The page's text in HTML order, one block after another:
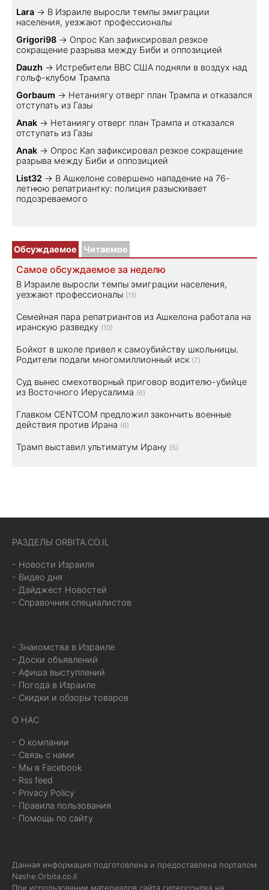
Lara → В Израиле выросли темпы эмиграции
населения, уезжают профессионалы
Grigori98 → Опрос Kan зафиксировал резкое
сокращение разрыва между Биби и оппозицией
Dauzh → Истребители ВВС США подняли в воздух над
гольф-клубом Трампа
Gorbaum → Нетаниягу отверг план Трампа и отказался
отступать из Газы
Anak → Нетаниягу отверг план Трампа и отказался
отступать из Газы
Anak → Опрос Kan зафиксировал резкое сокращение
разрыва между Биби и оппозицией
List32 → В Ашкелоне совершено нападение на 76-
летнюю репатриантку: полиция разыскивает
подозреваемого
Обсуждаемое Читаемое
Самое обсуждаемое за неделю
В Израиле выросли темпы эмиграции населения,
уезжают профессионалы (11)
Семейная пара репатриантов из Ашкелона работала на
иранскую разведку (10)
Бойкот в школе привел к самоубийству школьницы.
Родители подали многомиллионный иск (7)
Суд вынес смехотворный приговор водителю-убийце
из Восточного Иерусалима (6)
Главком CENTCOM предложил закончить военные
действия против Ирана (6)
Трамп выставил ультиматум Ирану (5)
РАЗДЕЛЫ ORBITA.CO.IL
- Новости Израиля
- Видео дня
- Дайджест Новостей
- Справочник специалистов
- Знакомства в Израиле
- Доски объявлений
- Афиша выступлений
- Погода в Израиле
- Скидки и обзоры товаров
О НАС
- О компании
- Связь с нами
- Мы в Facebook
- Rss feed
- Privacy Policy
- Правила пользования
- Помощь по сайту
Данная информация подготовлена и предоставлена порталом
Nashe.Orbita.co.il
При использовании материалов сайта гиперссылка на